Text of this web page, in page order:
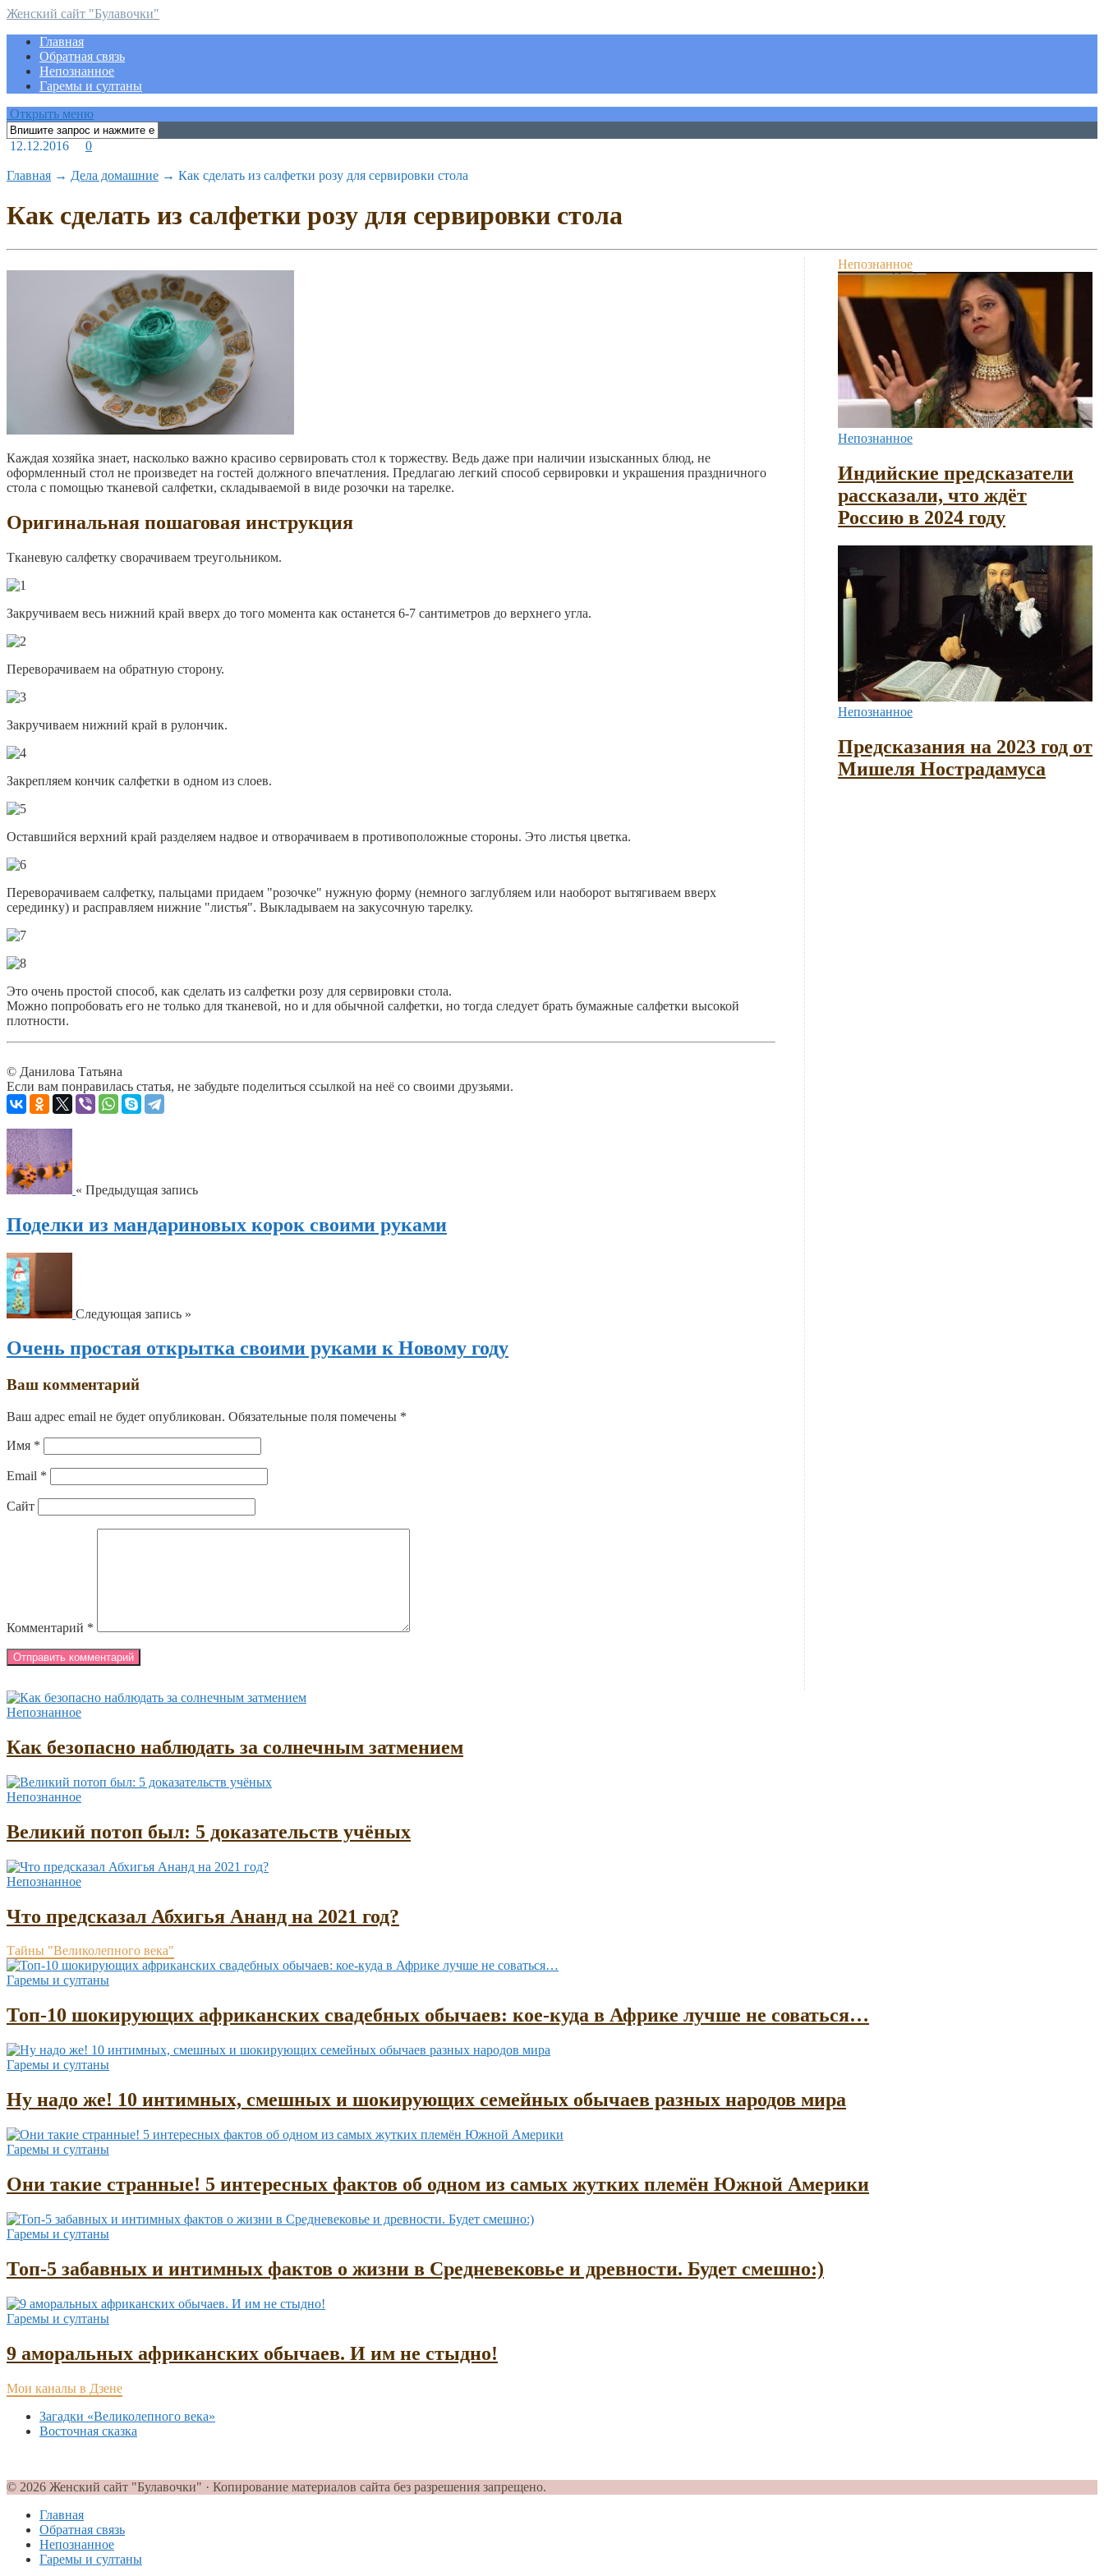
Женский сайт "Булавочки"
Главная
Обратная связь
Непознанное
Гаремы и султаны
Открыть меню
12.12.2016 0
Главная → Дела домашние → Как сделать из салфетки розу для сервировки стола
Как сделать из салфетки розу для сервировки стола
Каждая хозяйка знает, насколько важно красиво сервировать стол к торжеству. Ведь даже при наличии изысканных блюд, не
оформленный стол не произведет на гостей должного впечатления. Предлагаю легкий способ сервировки и украшения праздничного
стола с помощью тканевой салфетки, складываемой в виде розочки на тарелке.
Оригинальная пошаговая инструкция
Тканевую салфетку сворачиваем треугольником.
Закручиваем весь нижний край вверх до того момента как останется 6-7 сантиметров до верхнего угла.
Переворачиваем на обратную сторону.
Закручиваем нижний край в рулончик.
Закрепляем кончик салфетки в одном из слоев.
Оставшийся верхний край разделяем надвое и отворачиваем в противоположные стороны. Это листья цветка.
Переворачиваем салфетку, пальцами придаем "розочке" нужную форму (немного заглубляем или наоборот вытягиваем вверх
серединку) и расправляем нижние "листья". Выкладываем на закусочную тарелку.
Это очень простой способ, как сделать из салфетки розу для сервировки стола.
Можно попробовать его не только для тканевой, но и для обычной салфетки, но тогда следует брать бумажные салфетки высокой
плотности.
© Данилова Татьяна
Если вам понравилась статья, не забудьте поделиться ссылкой на неё со своими друзьями.
« Предыдущая запись
Поделки из мандариновых корок своими руками
Следующая запись »
Очень простая открытка своими руками к Новому году
Ваш комментарий
Ваш адрес email не будет опубликован. Обязательные поля помечены *
Имя *
Email *
Сайт
Комментарий *
Непознанное
Непознанное
Индийские предсказатели
рассказали, что ждёт
Россию в 2024 году
Непознанное
Предсказания на 2023 год от
Мишеля Нострадамуса
Непознанное
Как безопасно наблюдать за солнечным затмением
Непознанное
Великий потоп был: 5 доказательств учёных
Непознанное
Что предсказал Абхигья Ананд на 2021 год?
Тайны "Великолепного века"
Гаремы и султаны
Топ-10 шокирующих африканских свадебных обычаев: кое-куда в Африке лучше не соваться…
Гаремы и султаны
Ну надо же! 10 интимных, смешных и шокирующих семейных обычаев разных народов мира
Гаремы и султаны
Они такие странные! 5 интересных фактов об одном из самых жутких племён Южной Америки
Гаремы и султаны
Топ-5 забавных и интимных фактов о жизни в Средневековье и древности. Будет смешно:)
Гаремы и султаны
9 аморальных африканских обычаев. И им не стыдно!
Мои каналы в Дзене
Загадки «Великолепного века»
Восточная сказка
© 2026 Женский сайт "Булавочки" · Копирование материалов сайта без разрешения запрещено.
Главная
Обратная связь
Непознанное
Гаремы и султаны